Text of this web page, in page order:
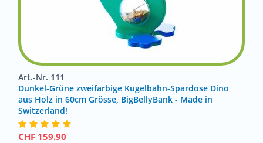
Art.-Nr. 111
Dunkel-Grüne zweifarbige Kugelbahn-Spardose Dino
aus Holz in 60cm Grösse, BigBellyBank - Made in
Switzerland!
CHF 159.90